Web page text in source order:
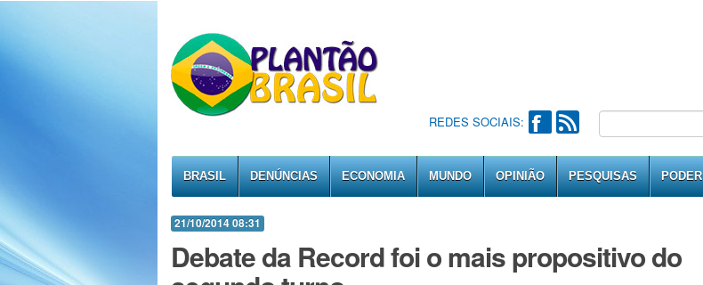
REDES SOCIAIS:
BRASIL DENÚNCIAS ECONOMIA MUNDO OPINIÃO PESQUISAS PODER
21/10/2014 08:31
Debate da Record foi o mais propositivo do